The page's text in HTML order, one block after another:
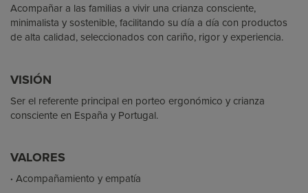
Acompañar a las familias a vivir una crianza consciente,
minimalista y sostenible, facilitando su día a día con productos
de alta calidad, seleccionados con cariño, rigor y experiencia.
VISIÓN
Ser el referente principal en porteo ergonómico y crianza
consciente en España y Portugal.
VALORES
· Acompañamiento y empatía